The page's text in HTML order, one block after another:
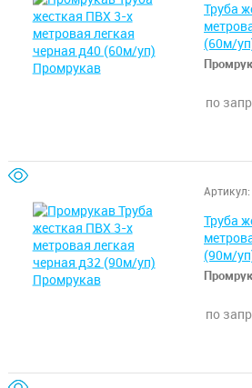
Труба
(60м/
по
Артикул:
Труба
(90м/
по